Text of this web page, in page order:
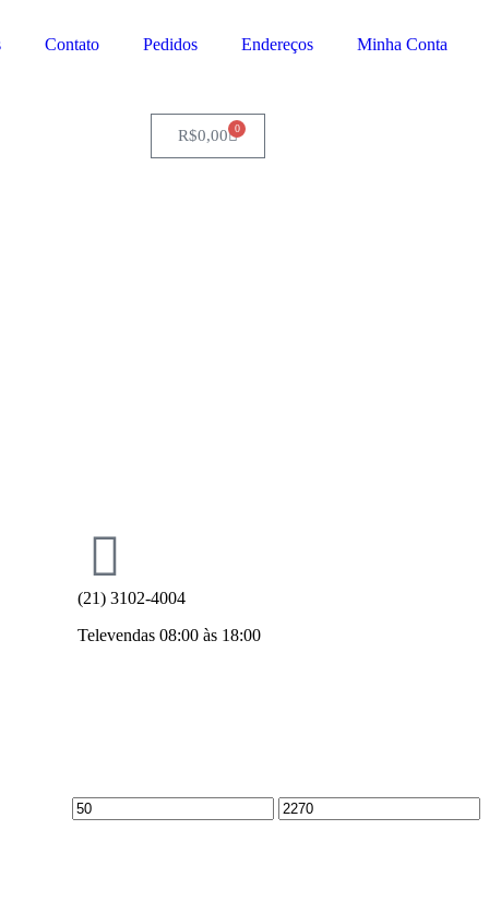
Contato Pedidos Endereços Minha Conta
R$0,00 0
(21) 3102-4004
Televendas 08:00 às 18:00